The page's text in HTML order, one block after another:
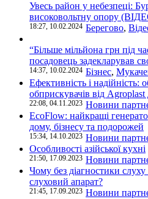
Увесь район у небезпеці:
високовольтну опору
18:27, 10.02.2024 Берегово,
“Більше мільйона грн під
посадовець задекларував
14:37, 10.02.2024 Бізнес,
Ефективність і надійність:
обприскувачів від
22:08, 04.11.2023 Новини
EcoFlow: найкращі
дому, бізнесу та подорожей
15:34, 14.10.2023 Новини
Особливості азійської кухні
21:50, 17.09.2023 Новини
Чому без діагностики
слуховий апарат?
21:45, 17.09.2023 Новини